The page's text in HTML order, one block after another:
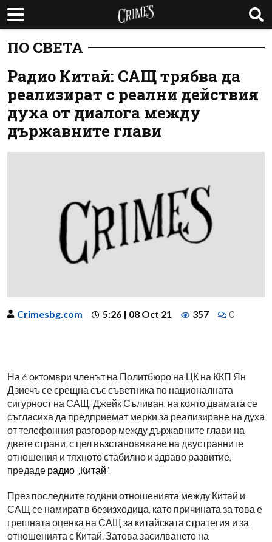
ПО СВЕТА
Радио Китай: САЩ трябва да
реализират с реални действия
духа от диалога между
държавните глави
Crimesbg.com 5:26 | 08 Oct 21 357 0
На 6 октомври членът на Политбюро на ЦК на ККП Ян
Дзиечъ се срещна със съветника по националната
сигурност на САЩ, Джейк Съливан, на която двамата се
съгласиха да предприемат мерки за реализиране на духа
от телефонния разговор между държавните глави на
двете страни, с цел възстановяване на двустранните
отношения и тяхното стабилно и здраво развитие,
предаде радио „Китай“.
През последните години отношенията между Китай и
САЩ се намират в безизходица, като причината за това е
грешната оценка на САЩ за китайската стратегия и за
отношенията с Китай. Затова засилването на